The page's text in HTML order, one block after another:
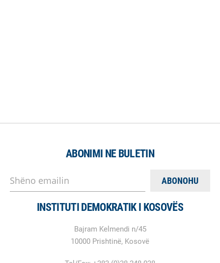
ABONIMI NE BULETIN
Shëno emailin
INSTITUTI DEMOKRATIK I KOSOVËS
Bajram Kelmendi n/45
10000 Prishtinë, Kosovë